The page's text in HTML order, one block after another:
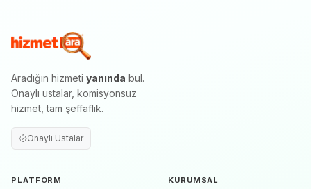
Aradığın hizmeti yanında bul.
Onaylı ustalar, komisyonsuz
hizmet, tam şeffaflık.
Onaylı Ustalar
PLATFORM KURUMSAL